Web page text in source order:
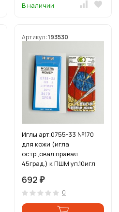
В наличии
Артикул:193530
Иглы арт.0755-33 №170
для кожи (игла
остр.,овал.правая
45град.) к ПШМ уп.10игл
692 ₽
0